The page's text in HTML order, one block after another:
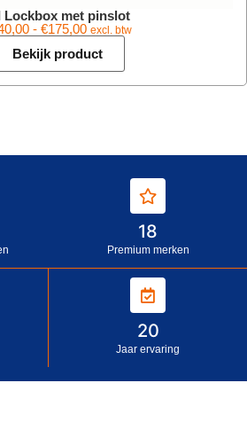
Lockbox met pinslot
- €175,00 excl. btw
Bekijk product
18
Premium merken
20
Jaar ervaring